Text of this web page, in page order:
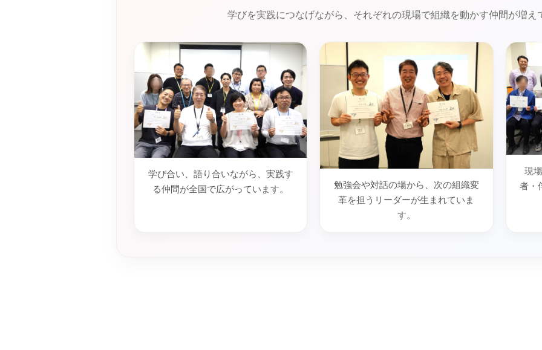
学びを実践につなげながら、それぞれの現場で組織を動かす仲間が増え
学び合い、語り合いながら、実践す
る仲間が全国で広がっています。
勉強会や対話の場から、次の組織変
革を担うリーダーが生まれていま
す。
現
者・